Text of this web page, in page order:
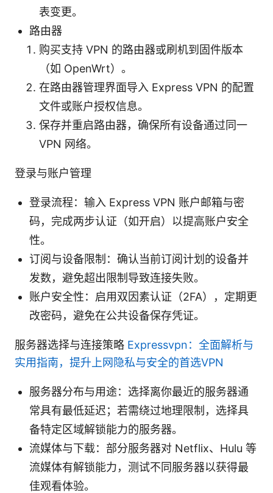
表变更。
路由器
购买支持 VPN 的路由器或刷机到固件版本
（如 OpenWrt）。
在路由器管理界面导入 Express VPN 的配置
文件或账户授权信息。
保存并重启路由器，确保所有设备通过同一
VPN 网络。
登录与账户管理
登录流程：输入 Express VPN 账户邮箱与密
码，完成两步认证（如开启）以提高账户安全
性。
订阅与设备限制：确认当前订阅计划的设备并
发数，避免超出限制导致连接失败。
账户安全性：启用双因素认证（2FA），定期更
改密码，避免在公共设备保存凭证。
服务器选择与连接策略 Expressvpn：全面解析与
实用指南，提升上网隐私与安全的首选VPN
服务器分布与用途：选择离你最近的服务器通
常具有最低延迟；若需绕过地理限制，选择具
备特定区域解锁能力的服务器。
流媒体与下载：部分服务器对 Netflix、Hulu 等
流媒体有解锁能力，测试不同服务器以获得最
佳观看体验。